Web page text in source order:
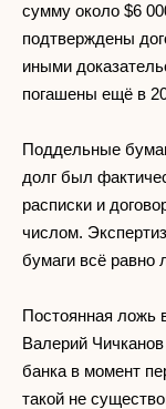
сумму около $6
подтверждены
иными
погашены ещё в
Поддельные
долг был
расписки и
числом.
бумаги всё равно
Постоянная ложь
Валерий
банка в момент
такой не